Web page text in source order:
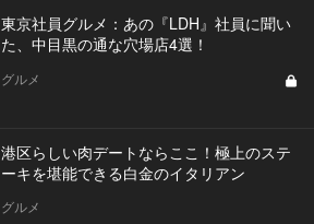
東京社員グルメ：あの『LDH』社員に聞い
た、中目黒の通な穴場店4選！
グルメ
港区らしい肉デートならここ！極上のステ
ーキを堪能できる白金のイタリアン
グルメ